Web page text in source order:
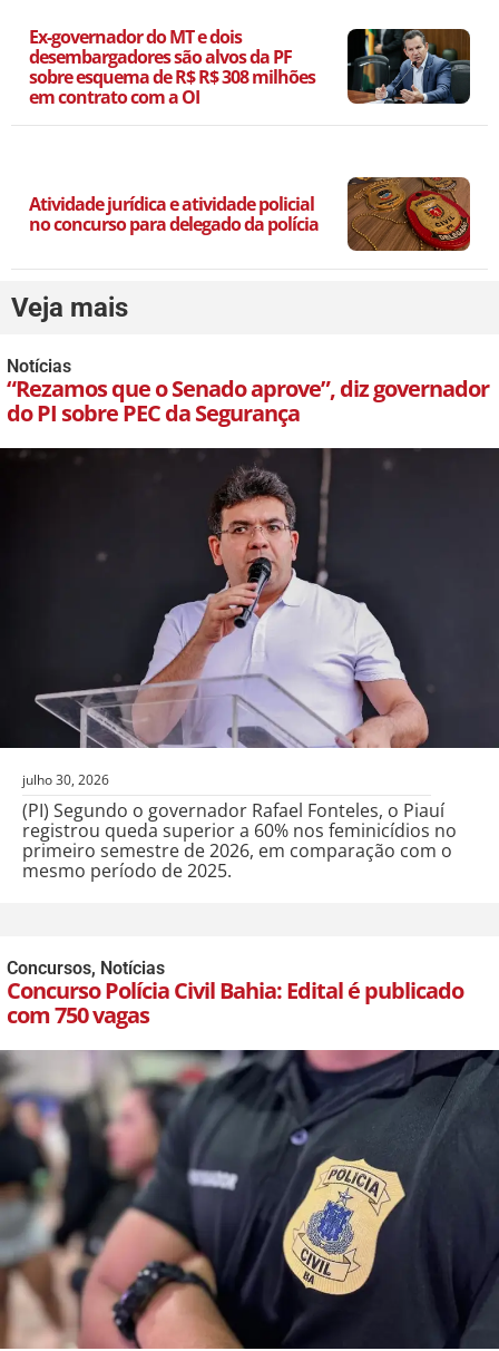
Ex-governador do MT e dois
desembargadores são alvos da PF
sobre esquema de R$ R$ 308 milhões
em contrato com a OI
Atividade jurídica e atividade policial
no concurso para delegado da polícia
Veja mais
Notícias
“Rezamos que o Senado aprove”, diz governador
do PI sobre PEC da Segurança
julho 30, 2026
(PI) Segundo o governador Rafael Fonteles, o Piauí
registrou queda superior a 60% nos feminicídios no
primeiro semestre de 2026, em comparação com o
mesmo período de 2025.
Concursos, Notícias
Concurso Polícia Civil Bahia: Edital é publicado
com 750 vagas